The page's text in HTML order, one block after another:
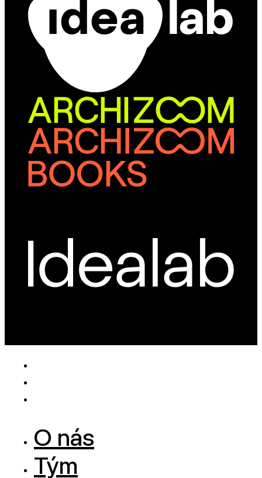
O nás
Tým